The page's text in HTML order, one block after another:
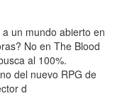
un mundo abierto en
No en The Blood
al 100%.
del nuevo RPG de
d